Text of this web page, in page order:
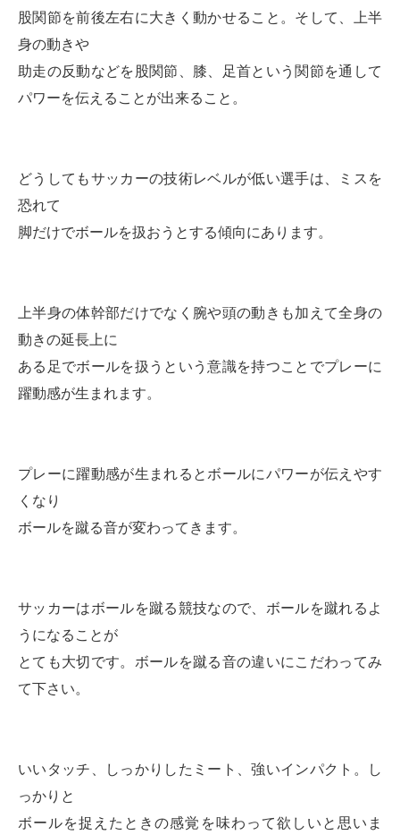
股関節を前後左右に大きく動かせること。そして、上半
身の動きや
助走の反動などを股関節、膝、足首という関節を通して
パワーを伝えることが出来ること。
どうしてもサッカーの技術レベルが低い選手は、ミスを
恐れて
脚だけでボールを扱おうとする傾向にあります。
上半身の体幹部だけでなく腕や頭の動きも加えて全身の
動きの延長上に
ある足でボールを扱うという意識を持つことでプレーに
躍動感が生まれます。
プレーに躍動感が生まれるとボールにパワーが伝えやす
くなり
ボールを蹴る音が変わってきます。
サッカーはボールを蹴る競技なので、ボールを蹴れるよ
うになることが
とても大切です。ボールを蹴る音の違いにこだわってみ
て下さい。
いいタッチ、しっかりしたミート、強いインパクト。し
っかりと
ボールを捉えたときの感覚を味わって欲しいと思いま